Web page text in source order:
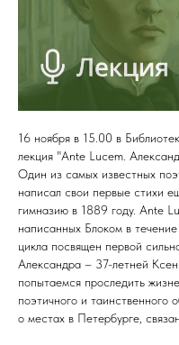
16 ноября в 15.00 в
лекция "Ante Lucem.
Один из самых известных
написал свои первые стихи
гимназию в 1889 году. Ante
написанных Блоком в
цикла посвящен первой
Александра – 37-летней
попытаемся проследить
поэтичного и
о местах в Петербурге,